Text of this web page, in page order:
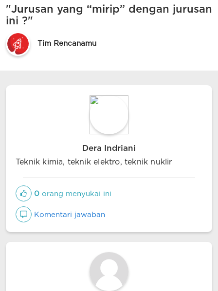
"Jurusan yang “mirip” dengan jurusan
ini ?"
Tim Rencanamu
Dera Indriani
Teknik kimia, teknik elektro, teknik nuklir
0 orang menyukai ini
Komentari jawaban